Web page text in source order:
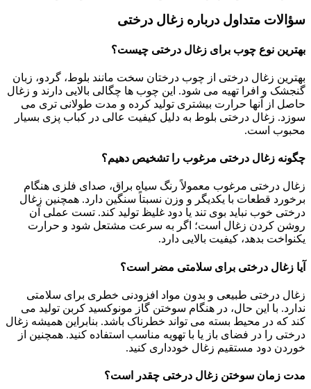
سؤالات متداول درباره زغال درختی
بهترین نوع چوب برای زغال درختی چیست؟
بهترین زغال درختی از چوب درختان سخت مانند بلوط، گردو، زبان
گنجشک و افرا تهیه می شود. این چوب ها چگالی بالایی دارند و زغال
حاصل از آنها حرارت بیشتری تولید کرده و مدت طولانی تری می
سوزد. زغال درختی بلوط به دلیل کیفیت عالی در کباب پزی بسیار
محبوب است.
چگونه زغال درختی مرغوب را تشخیص دهیم؟
زغال درختی مرغوب معمولاً رنگ سیاه براق، صدای فلزی هنگام
برخورد قطعات با یکدیگر و وزن نسبتاً سنگین دارد. همچنین زغال
درختی خوب نباید بوی تند یا دود غلیظ تولید کند. تست عملی آن
روشن کردن زغال است؛ اگر به سرعت مشتعل شود و حرارت
یکنواخت بدهد، کیفیت بالایی دارد.
آیا زغال درختی برای سلامتی مضر است؟
زغال درختی طبیعی و بدون مواد افزودنی خطری برای سلامتی
ندارد. با این حال، در هنگام سوختن گاز مونوکسید کربن تولید می
کند که در محیط بسته می تواند خطرناک باشد. بنابراین همیشه زغال
درختی را در فضای باز یا با تهویه مناسب استفاده کنید. همچنین از
خوردن دود مستقیم زغال خودداری کنید.
مدت زمان سوختن زغال درختی چقدر است؟